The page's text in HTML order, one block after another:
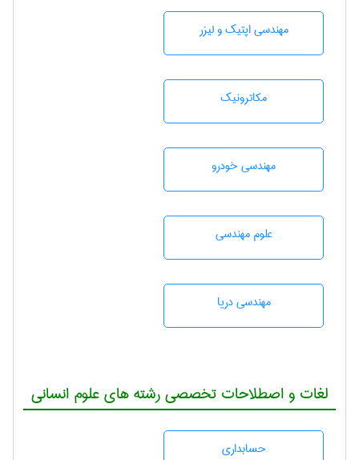
مهندسی اپتیک و لیزر
مکاترونیک
مهندسی خودرو
علوم مهندسی
مهندسی دریا
لغات و اصطلاحات تخصصی رشته های علوم انسانی
حسابداری